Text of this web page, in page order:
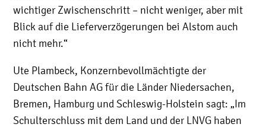
wichtiger Zwischenschritt – nicht weniger, aber mit
Blick auf die Lieferverzögerungen bei Alstom auch
nicht mehr.“
Ute Plambeck, Konzernbevollmächtigte der
Deutschen Bahn AG für die Länder Niedersachen,
Bremen, Hamburg und Schleswig-Holstein sagt: „Im
Schulterschluss mit dem Land und der LNVG haben